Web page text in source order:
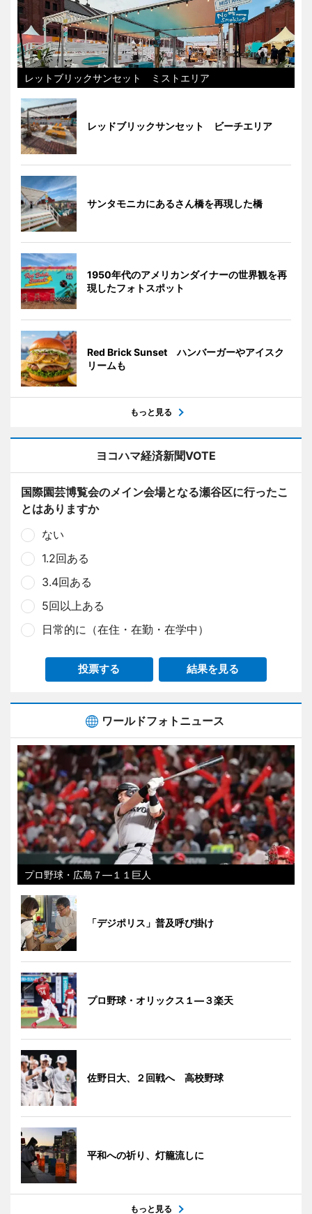
レットブリックサンセット ミストエリア
レッドブリックサンセット ビーチエリア
サンタモニカにあるさん橋を再現した橋
1950年代のアメリカンダイナーの世界観を再
現したフォトスポット
Red Brick Sunset ハンバーガーやアイスク
リームも
もっと見る
ヨコハマ経済新聞VOTE
国際園芸博覧会のメイン会場となる瀬谷区に行ったこ
とはありますか
ない
1.2回ある
3.4回ある
5回以上ある
日常的に（在住・在勤・在学中）
投票する 結果を見る
ワールドフォトニュース
プロ野球・広島７―１１巨人
「デジポリス」普及呼び掛け
プロ野球・オリックス１―３楽天
佐野日大、２回戦へ 高校野球
平和への祈り、灯籠流しに
もっと見る